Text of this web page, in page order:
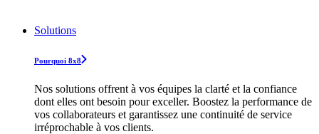
Solutions
Pourquoi 8x8
Nos solutions offrent à vos équipes la clarté et la confiance
dont elles ont besoin pour exceller. Boostez la performance de
vos collaborateurs et garantissez une continuité de service
irréprochable à vos clients.